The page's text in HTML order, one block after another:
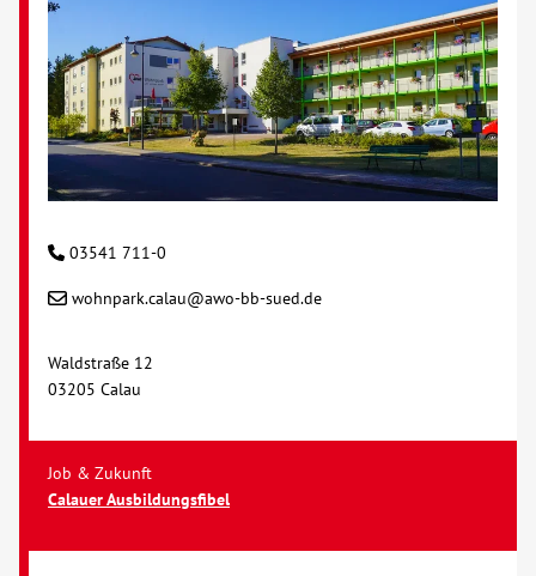
Kontakt
AWO BB Süd
03541 711-0
wohnpark.calau@awo-bb-sued.de
Waldstraße 12
03205 Calau
Job & Zukunft
Calauer Ausbildungsfibel